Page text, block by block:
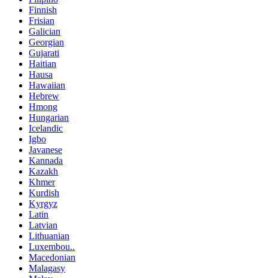
Finnish
Frisian
Galician
Georgian
Gujarati
Haitian
Hausa
Hawaiian
Hebrew
Hmong
Hungarian
Icelandic
Igbo
Javanese
Kannada
Kazakh
Khmer
Kurdish
Kyrgyz
Latin
Latvian
Lithuanian
Luxembou..
Macedonian
Malagasy